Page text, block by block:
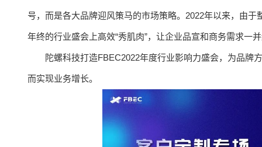
号，而是各大品牌迎风策马的市场策略。2022年以来，由
年终的行业盛会上高效“秀肌肉”，让企业品宣和商务需求一
陀螺科技打造FBEC2022年度行业影响力盛会，为品牌
而实现业务增长。